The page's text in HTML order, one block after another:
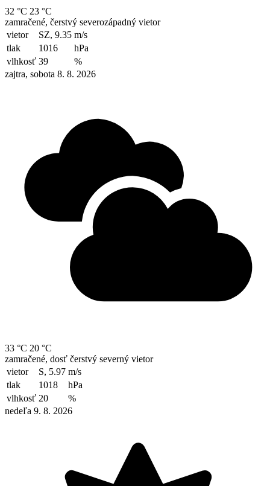
32 °C 23 °C
zamračené, čerstvý severozápadný vietor
vietor
SZ, 9.35 m/s
tlak
1016
hPa
vlhkosť 39
%
zajtra, sobota 8. 8. 2026
33 °C 20 °C
zamračené, dosť čerstvý severný vietor
vietor
S, 5.97 m/s
tlak
1018
hPa
vlhkosť 20
%
nedeľa 9. 8. 2026